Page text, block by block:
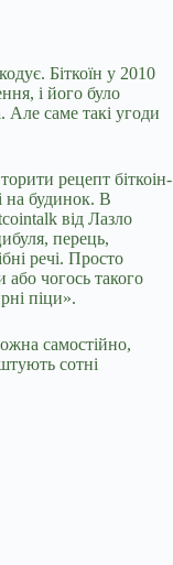
Біткоїн у 2010
і його було
Але саме такі угоди
рецепт біткоін-
на будинок. В
від Лазло
перець,
речі. Просто
або чогось такого
піци».
самостійно,
сотні